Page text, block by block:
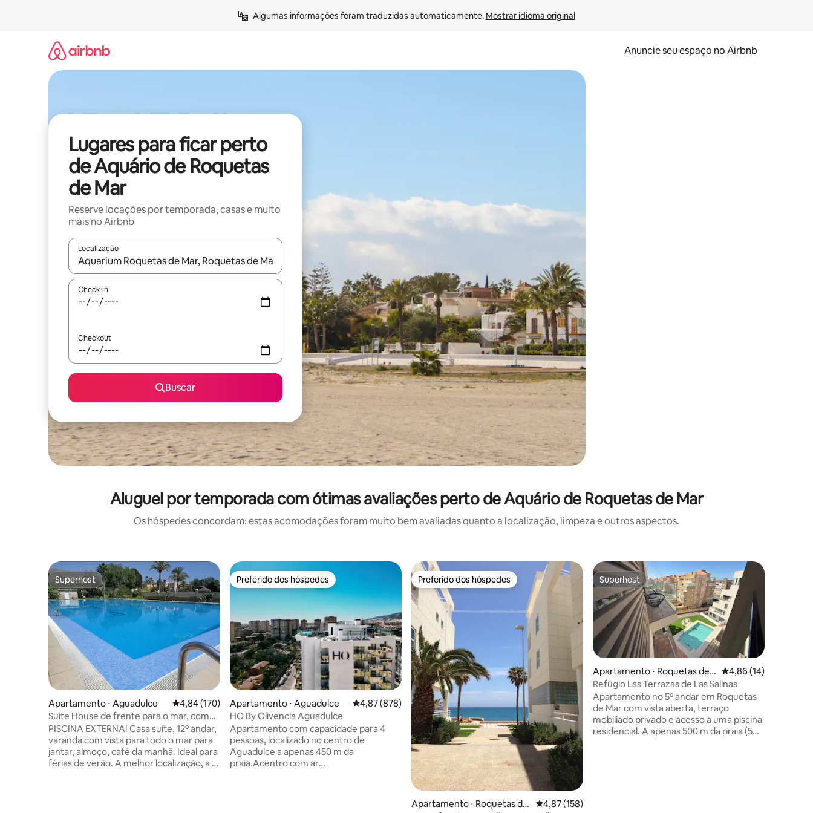
Algumas informações foram traduzidas automaticamente. Mostrar idioma original
Anuncie seu espaço no Airbnb
Lugares para ficar perto
de Aquário de Roquetas
de Mar
Reserve locações por temporada, casas e muito
mais no Airbnb
Localização
Quando os resultados estiverem disponíveis, explore-os usando as seta para cima e para baixo do teclado ou tocando e deslizando o dedo na tela.
Check-in
Checkout
Buscar
Aluguel por temporada com ótimas avaliações perto de Aquário de Roquetas de Mar
Os hóspedes concordam: estas acomodações foram muito bem avaliadas quanto a localização, limpeza e outros aspectos.
Superhost
Superhost
Apartamento ⋅ Aguadulce 4,84 de uma avaliação média de 5, 170 avaliações
4,84 (170)
Suite House de frente para o mar, com
estacionamento, piscina, Wi-Fi e ar-
condicionado
PISCINA EXTERNA! Casa suíte, 12º andar,
varanda com vista para todo o mar para
jantar, almoço, café da manhã. Ideal para
férias de verão. A melhor localização, a 1
Preferido dos hóspedes
Preferido dos hóspedes
Apartamento ⋅ Aguadulce 4,87 de uma avaliação média de 5, 878 avaliações
4,87 (878)
HO By Olivencia Aguadulce
Apartamento com capacidade para 4
pessoas, localizado no centro de
Aguadulce a apenas 450 m da
praia.Acentro com ar
Preferido dos hóspedes
Preferido dos hóspedes
Apartamento ⋅ Roquetas de
4,87 de uma avaliação média de 5, 158 avaliações
4,87 (158)
Superhost
Superhost
Apartamento ⋅ Roquetas de
Mar
4,86 de uma
4,86 (14)
Refúgio Las Terrazas de Las Salinas
Apartamento no 5º andar em Roquetas
de Mar com vista aberta, terraço
mobiliado privado e acesso a uma piscina
residencial. A apenas 500 m da praia (5